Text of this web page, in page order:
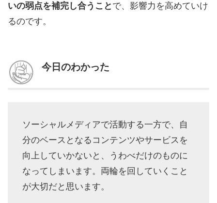
いの弱点を補完し合うこと で、影響力を高めていけ
るのです。
今日のわかった
ソーシャルメディアで活動する一方で、自
分のベースとなるコンテンツやサービスを
向上していかないと、うわべだけのものに
なってしまいます。両輪を回していくこと
が大切だと思います。